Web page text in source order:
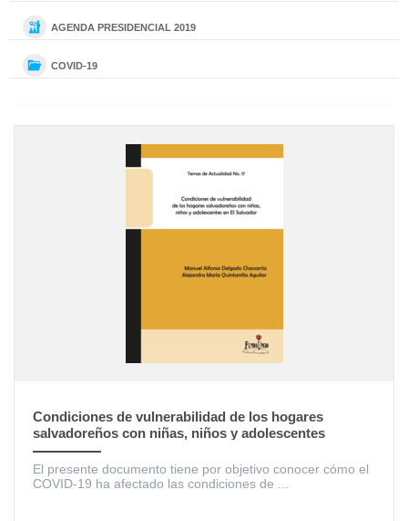
AGENDA PRESIDENCIAL 2019
COVID-19
Condiciones de vulnerabilidad de los hogares
salvadoreños con niñas, niños y adolescentes
El presente documento tiene por objetivo conocer cómo el
COVID-19 ha afectado las condiciones de ...